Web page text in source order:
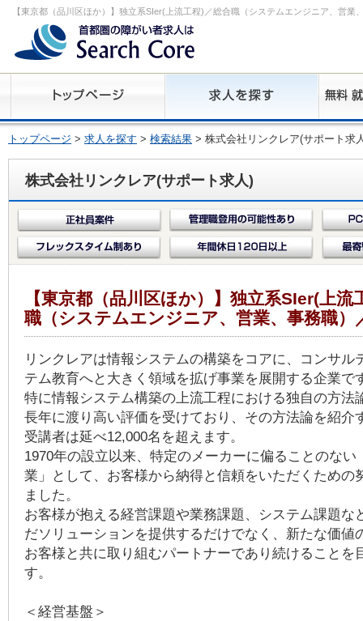
【東京都（品川区ほか）】独立系SIer(上流工程)／総合職（システムエンジニア、営業
トップページ > 求人を探す > 検索結果 > 株式会社リンクレア(サポート求
株式会社リンクレア(サポート求人)
【東京都（品川区ほか）】独立系SIer(上流
職（システムエンジニア、営業、事務職）
リンクレアは情報システムの構築をコアに、コンサル
テム教育へと大きく領域を拡げ事業を展開する企業で
特に情報システム構築の上流工程における独自の方法
長年に渡り高い評価を受けており、その方法論を紹介
受講者は延べ12,000名を超えます。
1970年の設立以来、特定のメーカーに偏ることのない
業」として、お客様から納得と信頼をいただくための
ました。
お客様が抱える経営課題や業務課題、システム課題な
だソリューションを提供するだけでなく、新たな価値
お客様と共に取り組むパートナーであり続けることを
す。
＜経営基盤＞